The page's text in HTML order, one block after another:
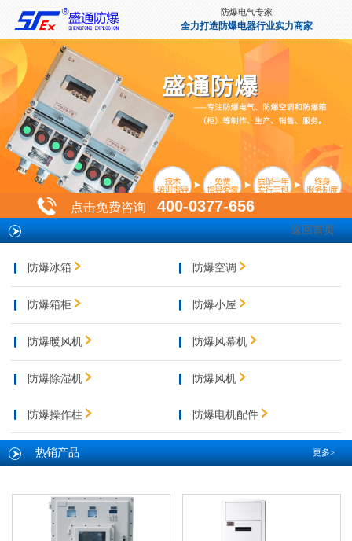
防爆电气专家
全力打造防爆电器行业实力商家
点击免费咨询 400-0377-656
返回首页
防爆冰箱 防爆空调
防爆箱柜 防爆小屋
防爆暖风机 防爆风幕机
防爆除湿机 防爆风机
防爆操作柱 防爆电机配件
更多>
热销产品